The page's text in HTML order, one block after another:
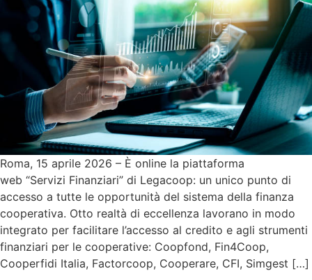
Roma, 15 aprile 2026 – È online la piattaforma
web “Servizi Finanziari” di Legacoop: un unico punto di
accesso a tutte le opportunità del sistema della finanza
cooperativa. Otto realtà di eccellenza lavorano in modo
integrato per facilitare l’accesso al credito e agli strumenti
finanziari per le cooperative: Coopfond, Fin4Coop,
Cooperfidi Italia, Factorcoop, Cooperare, CFI, Simgest […]